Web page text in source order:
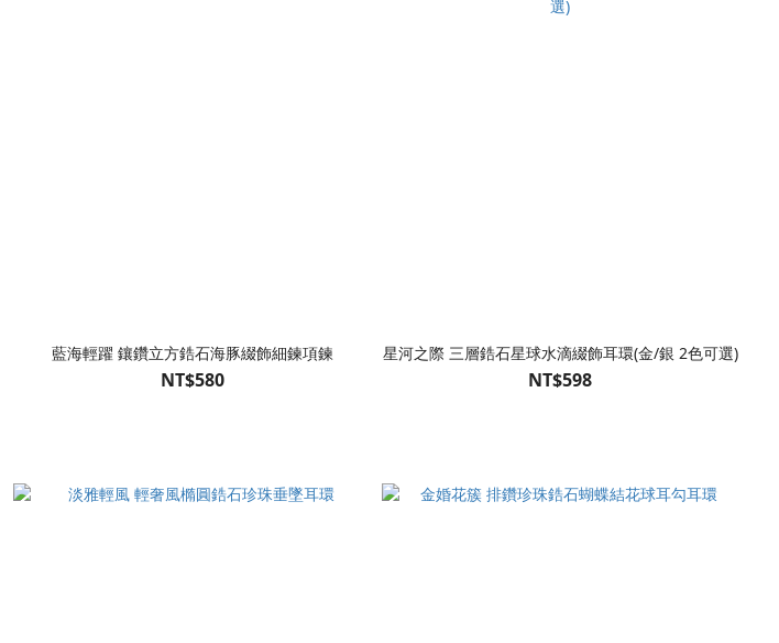
藍海輕躍 鑲鑽立方鋯石海豚綴飾細鍊項鍊
NT$580
星河之際 三層鋯石星球水滴綴飾耳環(金/銀 2色可選)
NT$598